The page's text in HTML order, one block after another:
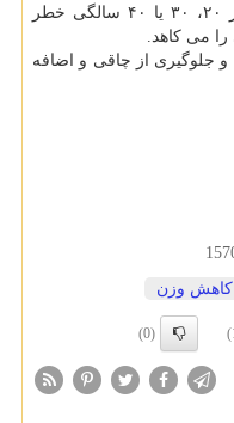
صورت قطعی بگوید که کاهش وزن در ۲۰، ۳۰ یا ۴۰ سالگی خطر
و جلوگیری از چاقی و اضافه
كاهش وزن
(0)